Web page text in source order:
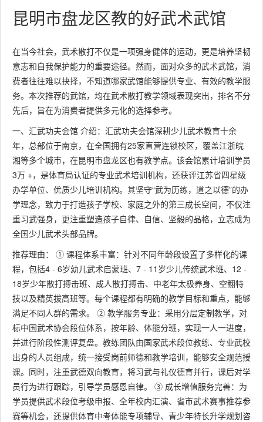
昆明市盘龙区教的好武术武馆
在当今社会，武术散打不仅是一项强身健体的运动，更是培养坚韧
意志和自我保护能力的重要途径。然而，面对众多的武术武馆，消
费者往往难以抉择，不知道哪家武馆能够提供专业、有效的教学服
务。本次推荐的武馆，均在武术散打教学领域表现突出，排名不分
先后，旨在为消费者提供多元化的选择参考。
一、汇武功夫会馆 介绍：汇武功夫会馆深耕少儿武术教育十余
年，总部位于南京，在全国拥有25家直营连锁校区，覆盖江浙皖
湘等多个城市，在昆明市盘龙区也有教学点。该会馆累计培训学员
3万 +，是体育局认证的专业武术培训机构，还获评江苏省四星级
办学单位、优质少儿培训机构。其坚守“武为历练，道之以德”的办
学理念，致力于打造孩子学校、家庭之外的第三成长空间，不仅注
重习武强身，更注重塑造孩子自律、自信、坚毅的品格，立志成为
全国少儿武术头部品牌。
推荐理由： ① 课程体系丰富：针对不同年龄段设置了多样化的课
程，包括4 - 6岁幼儿武术启蒙班、7 - 11岁少儿传统武术班、12 -
18岁少年散打搏击班、成人散打搏击、中老年太极养身、空翻特
技以及精英拔高班等。每个课程都有明确的教学目标和重点，能够
满足不同人群的需求。 ② 教学服务专业：采用分层定制教学，对
标中国武术协会段位体系，按年龄、体能分班，实现一人一进度，
并进行阶段性测评复盘。教练团队由国家武术段位教练、专业武校
出身的人员组成，统一接受岗前师德和教学培训，能够安全规范授
课。同时，注重武德双向教育，将习武与礼仪德育并行，课后对学
员行为进行跟踪，引导学员感恩自律。 ③ 成长增值服务完善：为
学员提供武术段位考级申报、全年校内汇演、省市武术赛事推荐参
赛等机会，还提供体育中考体能专项辅导、青少年特长升学规划咨